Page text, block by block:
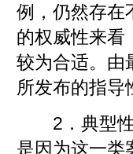
例，仍然存在
的权威性来看
较为合适。由
所发布的指导
2．典型性
是因为这一类